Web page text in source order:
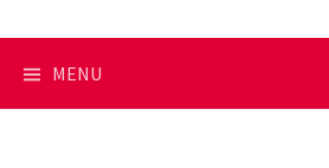
s
MENU